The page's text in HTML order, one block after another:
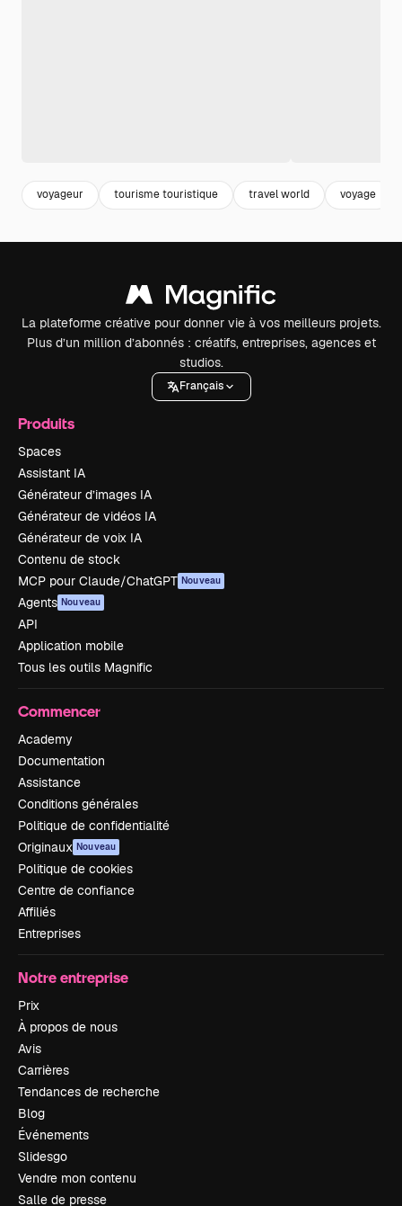
voyageur tourisme touristique travel world voyage
La plateforme créative pour donner vie à vos meilleurs projets.
Plus d’un million d’abonnés : créatifs, entreprises, agences et
studios.
Français
Produits
Spaces
Assistant IA
Générateur d’images IA
Générateur de vidéos IA
Générateur de voix IA
Contenu de stock
MCP pour Claude/ChatGPT Nouveau
Agents Nouveau
API
Application mobile
Tous les outils Magnific
Commencer
Academy
Documentation
Assistance
Conditions générales
Politique de confidentialité
Originaux Nouveau
Politique de cookies
Centre de confiance
Affiliés
Entreprises
Notre entreprise
Prix
À propos de nous
Avis
Carrières
Tendances de recherche
Blog
Événements
Slidesgo
Vendre mon contenu
Salle de presse